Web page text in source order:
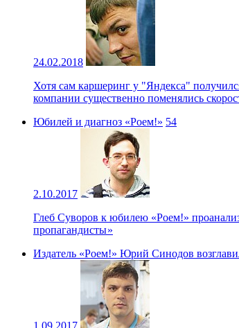
24.02.2018
Хотя сам каршеринг у "Яндекса"
компании существенно поменялись
Юбилей и диагноз «Роем!» 54
2.10.2017
Глеб Суворов к юбилею «Роем!»
пропагандисты »
Издатель «Роем!» Юрий Синодов
1.09.2017